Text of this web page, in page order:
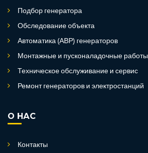
Подбор генератора
Обследование объекта
Автоматика (АВР) генераторов
Монтажные и пусконаладочные работы
Техническое обслуживание и сервис
Ремонт генераторов и электростанций
О НАС
Контакты